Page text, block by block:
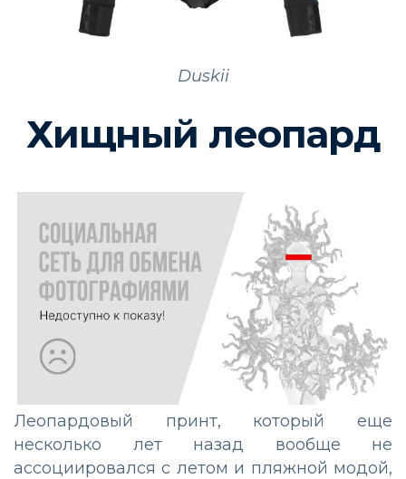
Duskii
Хищный леопард
Леопардовый принт, который еще
несколько лет назад вообще не
ассоциировался с летом и пляжной модой,